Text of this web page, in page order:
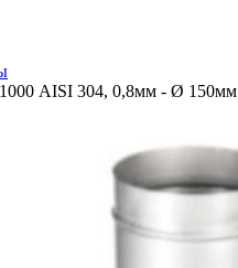
AISI 304, 0,8мм - Ø 150мм